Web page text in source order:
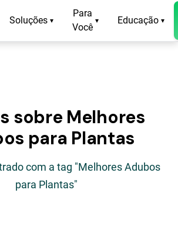
Soluções ▾
Para
Você
▾ Educação ▾
sobre Melhores
para Plantas
com a tag "Melhores Adubos
para Plantas"